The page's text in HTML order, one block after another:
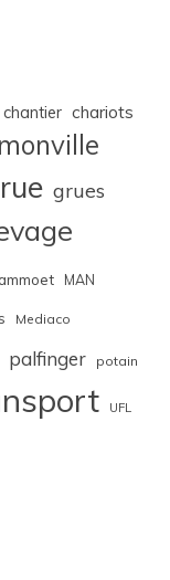
chantier chariots
grues
MAN
Mediaco
palfinger potain
UFL